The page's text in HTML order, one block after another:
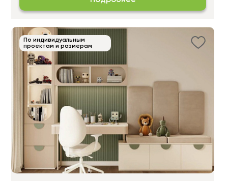
По индивидуальным
проектам и размерам